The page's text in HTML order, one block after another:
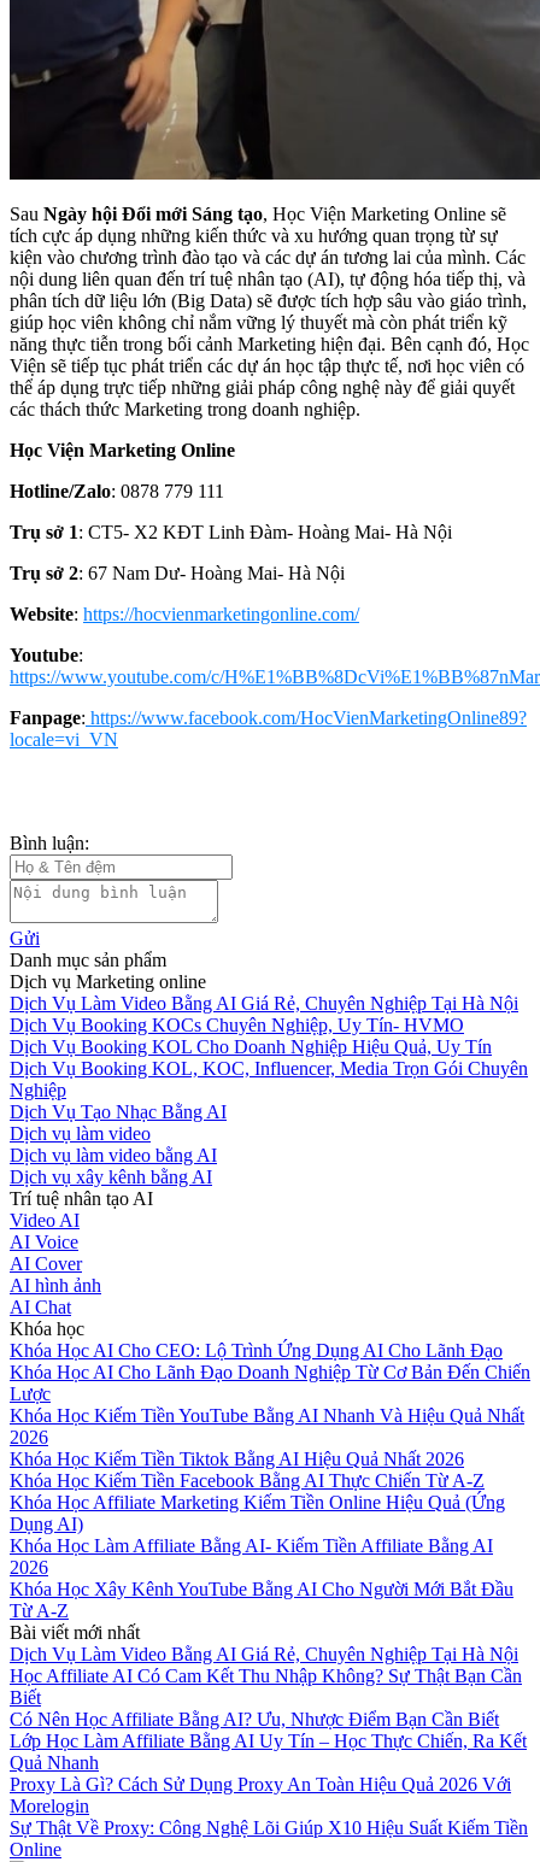
Sau Ngày hội Đổi mới Sáng tạo, Học Viện Marketing Online sẽ
tích cực áp dụng những kiến thức và xu hướng quan trọng từ sự
kiện vào chương trình đào tạo và các dự án tương lai của mình. Các
nội dung liên quan đến trí tuệ nhân tạo (AI), tự động hóa tiếp thị, và
phân tích dữ liệu lớn (Big Data) sẽ được tích hợp sâu vào giáo trình,
giúp học viên không chỉ nắm vững lý thuyết mà còn phát triển kỹ
năng thực tiễn trong bối cảnh Marketing hiện đại. Bên cạnh đó, Học
Viện sẽ tiếp tục phát triển các dự án học tập thực tế, nơi học viên có
thể áp dụng trực tiếp những giải pháp công nghệ này để giải quyết
các thách thức Marketing trong doanh nghiệp.
Học Viện Marketing Online
Hotline/Zalo: 0878 779 111
Trụ sở 1: CT5- X2 KĐT Linh Đàm- Hoàng Mai- Hà Nội
Trụ sở 2: 67 Nam Dư- Hoàng Mai- Hà Nội
Website: https://hocvienmarketingonline.com/
Youtube:
https://www.youtube.com/c/
Fanpage: https://www.facebook.com/HocVienMarketingOnline89?
locale=vi_VN
Bình luận:
Gửi
Danh mục sản phẩm
Dịch vụ Marketing online
Dịch Vụ Làm Video Bằng AI Giá Rẻ, Chuyên Nghiệp Tại Hà Nội
Dịch Vụ Booking KOCs Chuyên Nghiệp, Uy Tín- HVMO
Dịch Vụ Booking KOL Cho Doanh Nghiệp Hiệu Quả, Uy Tín
Dịch Vụ Booking KOL, KOC, Influencer, Media Trọn Gói Chuyên
Nghiệp
Dịch Vụ Tạo Nhạc Bằng AI
Dịch vụ làm video
Dịch vụ làm video bằng AI
Dịch vụ xây kênh bằng AI
Trí tuệ nhân tạo AI
Video AI
AI Voice
AI Cover
AI hình ảnh
AI Chat
Khóa học
Khóa Học AI Cho CEO: Lộ Trình Ứng Dụng AI Cho Lãnh Đạo
Khóa Học AI Cho Lãnh Đạo Doanh Nghiệp Từ Cơ Bản Đến Chiến
Lược
Khóa Học Kiếm Tiền YouTube Bằng AI Nhanh Và Hiệu Quả Nhất
2026
Khóa Học Kiếm Tiền Tiktok Bằng AI Hiệu Quả Nhất 2026
Khóa Học Kiếm Tiền Facebook Bằng AI Thực Chiến Từ A-Z
Khóa Học Affiliate Marketing Kiếm Tiền Online Hiệu Quả (Ứng
Dụng AI)
Khóa Học Làm Affiliate Bằng AI- Kiếm Tiền Affiliate Bằng AI
2026
Khóa Học Xây Kênh YouTube Bằng AI Cho Người Mới Bắt Đầu
Từ A-Z
Bài viết mới nhất
Dịch Vụ Làm Video Bằng AI Giá Rẻ, Chuyên Nghiệp Tại Hà Nội
Học Affiliate AI Có Cam Kết Thu Nhập Không? Sự Thật Bạn Cần
Biết
Có Nên Học Affiliate Bằng AI? Ưu, Nhược Điểm Bạn Cần Biết
Lớp Học Làm Affiliate Bằng AI Uy Tín – Học Thực Chiến, Ra Kết
Quả Nhanh
Proxy Là Gì? Cách Sử Dụng Proxy An Toàn Hiệu Quả 2026 Với
Morelogin
Sự Thật Về Proxy: Công Nghệ Lõi Giúp X10 Hiệu Suất Kiếm Tiền
Online